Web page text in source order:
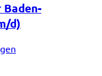
d)